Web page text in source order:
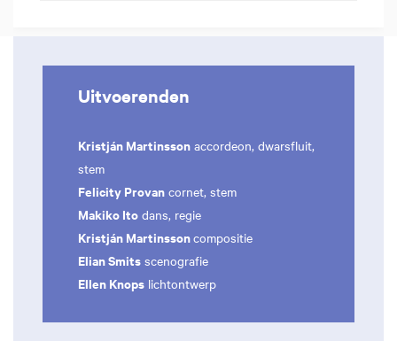
Uitvoerenden
Kristján Martinsson accordeon, dwarsfluit,
stem
Felicity Provan cornet, stem
Makiko Ito dans, regie
Kristján Martinssoncompositie
Elian Smits scenografie
Ellen Knops lichtontwerp